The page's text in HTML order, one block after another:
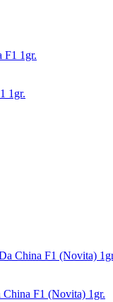
1gr.
F1 (Novita) 1gr.